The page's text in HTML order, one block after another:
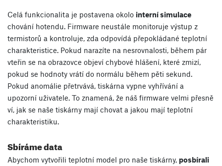
Celá funkcionalita je postavena okolo interní simulace
chování hotendu. Firmware neustále monitoruje výstup z
termistorů a kontroluje, zda odpovídá přepokládané teplotní
charakteristice. Pokud narazíte na nesrovnalosti, během pár
vteřin se na obrazovce objeví chybové hlášení, které zmizí,
pokud se hodnoty vrátí do normálu během pěti sekund.
Pokud anomálie přetrvává, tiskárna vypne vyhřívání a
upozorní uživatele. To znamená, že náš firmware velmi přesně
ví, jak se naše tiskárny mají chovat a jakou mají teplotní
charakteristiku.
Sbíráme data
Abychom vytvořili teplotní model pro naše tiskárny, posbírali